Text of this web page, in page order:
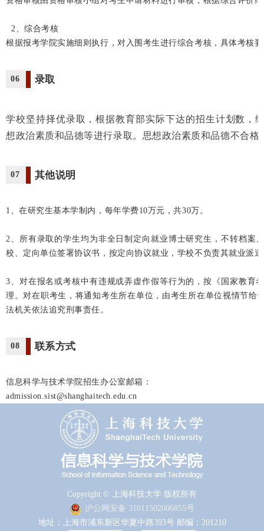
2、综合考核
根据报考学院实施细则执行，对入围考生进行综合考核，具体考核
06 录取
学校坚持择优录取，根据教育部实际下达的招生计划数，
想政治素质和品德等进行录取。思想政治素质和品德不合格
07 其他说明
1、在研究生基本学制内，每年学费10万元，共30万。
2、所有录取的学生均为非全日制定向就业博士研究生，不转档案
校、定向单位签署协议书，按定向协议就业，学校不负责其就业派
3、对在报名或考核中有违规或弄虚作假等行为的，按《国家教育
理。对在职考生，将通知考生所在单位，由考生所在单位视情节给
法机关依法追究刑事责任。
08 联系方式
信息科学与技术学院招生办公室邮箱：
admission.sist@shanghaitech.edu.cn
Copyright © 上海科技大学 版权所有
沪公网安备 31011502006855号
地址：上海市浦东新区华夏中路393号 邮编：201210